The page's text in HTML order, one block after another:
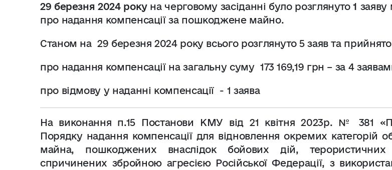
29 березня 2024 рокуна черговому засіданні було розглянуто1
про надання компенсації за пошкоджене майно.
Станом на 29 березня 2024року всього розглянуто 5 заяв та
про надання компенсації на загальну суму 173 169,19 грн – за 4
про відмову у наданні компенсації - 1 заява
На виконання п.15 Постанови КМУ від 21 квітня 2023р. № 381
Порядку надання компенсації для відновлення окремих категорій
майна, пошкоджених внаслідок бойових дій, терористичних
спричинених збройною агресією Російської Федерації, з